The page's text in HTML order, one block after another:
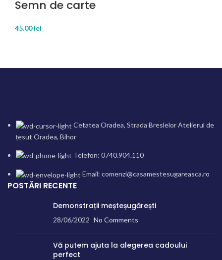
Semn de carte
45.00lei
Cetatea Oradea, Strada Breslelor Atelierul de
țesut Oradea, Bihor
Telefon: 0740.904.110
Email: comenzi@casamestesugareasca.ro
POSTĂRI RECENTE
Demonstrații meșteșugărești
28/06/2022 No Comments
Vă putem ajuta la alegerea cadoului
perfect